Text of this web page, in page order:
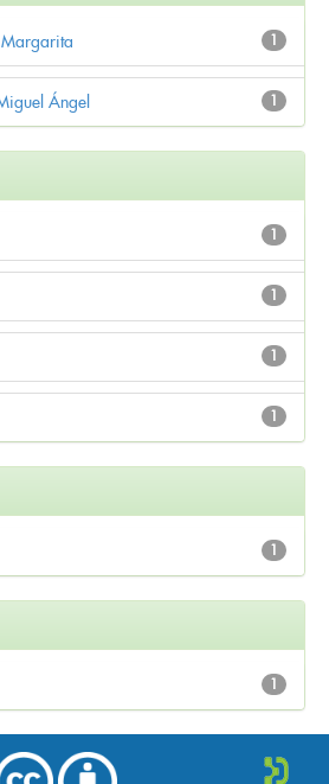
1
1
Ángel
1
1
1
1
1
1